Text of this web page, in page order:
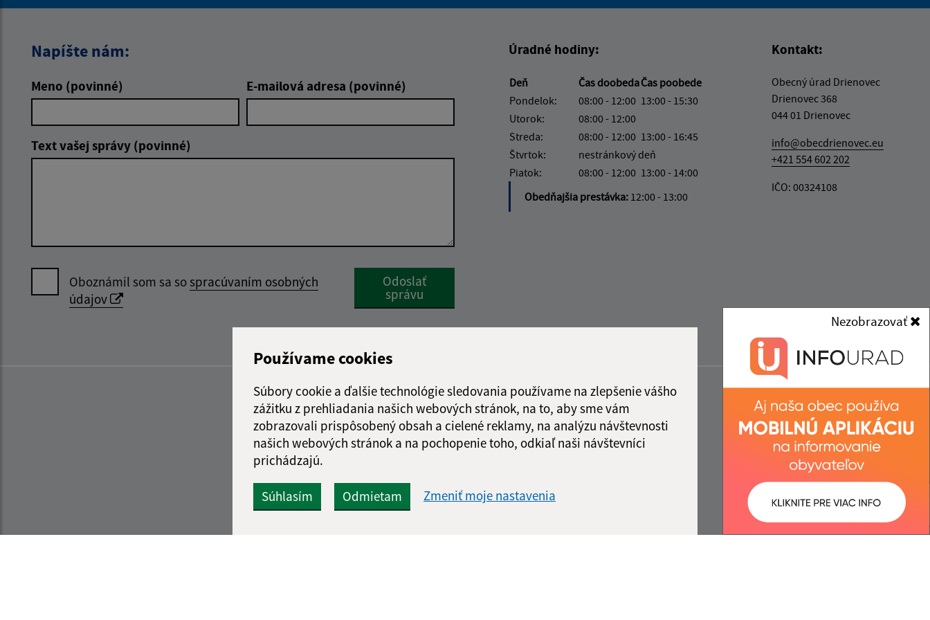
Používame cookies
Súbory cookie a ďalšie technológie sledovania používame na zlepšenie vášho
zážitku z prehliadania našich webových stránok, na to, aby sme vám
zobrazovali prispôsobený obsah a cielené reklamy, na analýzu návštevnosti
našich webových stránok a na pochopenie toho, odkiaľ naši návštevníci
prichádzajú.
Súhlasím Odmietam Zmeniť moje nastavenia
Nezobrazovať
Napíšte nám:
Meno (povinné) E-mailová adresa (povinné)
Text vašej správy (povinné)
Oboznámil som sa sospracúvaním osobných
údajov
Google reCaptcha Response
Odoslať
správu
Úradné hodiny:
Deň Čas doobedaČas poobede
Pondelok:
08:00 - 12:00 13:00 - 15:30
Utorok:
08:00 - 12:00
Streda:
08:00 - 12:00 13:00 - 16:45
Štvrtok:
nestránkový deň
Piatok:
08:00 - 12:00 13:00 - 14:00
Obedňajšia prestávka: 12:00 - 13:00
Kontakt:
Obecný úrad Drienovec
Drienovec 368
044 01 Drienovec
info@obecdrienovec.eu
+421 554 602 202
IČO: 00324108